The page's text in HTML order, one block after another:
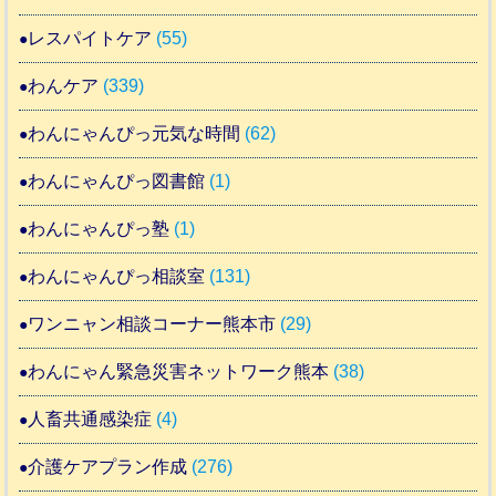
レスパイトケア (55)
わんケア (339)
わんにゃんぴっ元気な時間 (62)
わんにゃんぴっ図書館 (1)
わんにゃんぴっ塾 (1)
わんにゃんぴっ相談室 (131)
ワンニャン相談コーナー熊本市 (29)
わんにゃん緊急災害ネットワーク熊本 (38)
人畜共通感染症 (4)
介護ケアプラン作成 (276)